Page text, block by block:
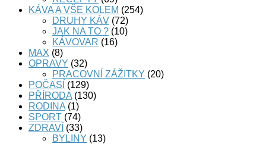
KÁVA A VŠE KOLEM (254)
DRUHY KÁV (72)
JAK NA TO ? (10)
KÁVOVAR (16)
MAX (8)
OPRAVY (32)
PRACOVNÍ ZÁŽITKY (20)
POČASÍ (129)
PŘÍRODA (130)
RODINA (1)
SPORT (74)
ZDRAVÍ (33)
BYLINY (13)